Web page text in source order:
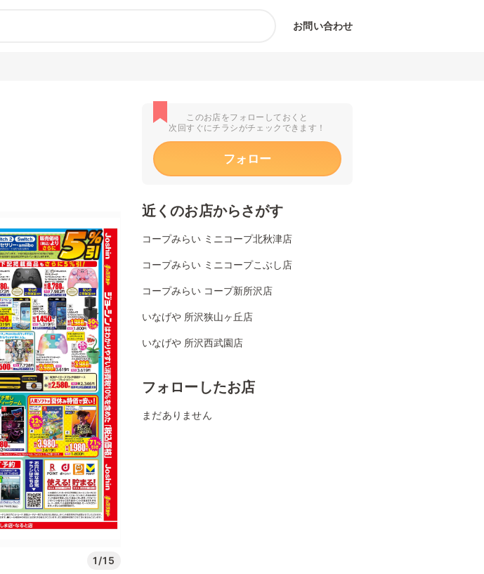
お問い合わせ
1/15
このお店をフォローしておくと
次回すぐにチラシがチェックできます！
フォロー
近くのお店からさがす
コープみらい ミニコープ北秋津店
コープみらい ミニコープこぶし店
コープみらい コープ新所沢店
いなげや 所沢狭山ヶ丘店
いなげや 所沢西武園店
フォローしたお店
まだありません